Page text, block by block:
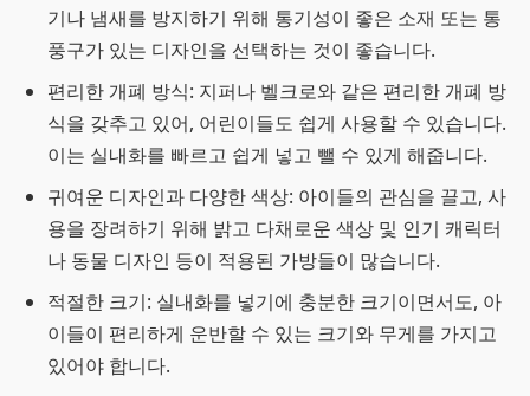
기나 냄새를 방지하기 위해 통기성이 좋은 소재 또는 통
풍구가 있는 디자인을 선택하는 것이 좋습니다.
편리한 개폐 방식: 지퍼나 벨크로와 같은 편리한 개폐 방
식을 갖추고 있어, 어린이들도 쉽게 사용할 수 있습니다.
이는 실내화를 빠르고 쉽게 넣고 뺄 수 있게 해줍니다.
귀여운 디자인과 다양한 색상: 아이들의 관심을 끌고, 사
용을 장려하기 위해 밝고 다채로운 색상 및 인기 캐릭터
나 동물 디자인 등이 적용된 가방들이 많습니다.
적절한 크기: 실내화를 넣기에 충분한 크기이면서도, 아
이들이 편리하게 운반할 수 있는 크기와 무게를 가지고
있어야 합니다.